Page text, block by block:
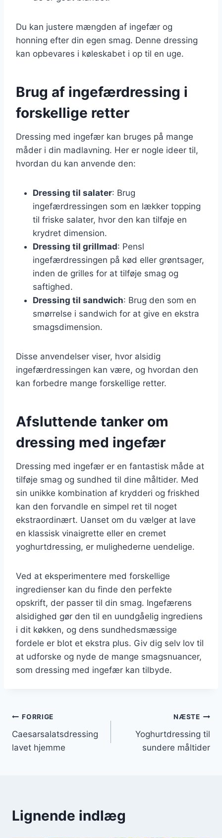
Du kan justere mængden af ingefær og
honning efter din egen smag. Denne dressing
kan opbevares i køleskabet i op til en uge.
Brug af ingefærdressing i
forskellige retter
Dressing med ingefær kan bruges på mange
måder i din madlavning. Her er nogle ideer til,
hvordan du kan anvende den:
Dressing til salater: Brug
ingefærdressingen som en lækker topping
til friske salater, hvor den kan tilføje en
krydret dimension.
Dressing til grillmad: Pensl
ingefærdressingen på kød eller grøntsager,
inden de grilles for at tilføje smag og
saftighed.
Dressing til sandwich: Brug den som en
smørrelse i sandwich for at give en ekstra
smagsdimension.
Disse anvendelser viser, hvor alsidig
ingefærdressingen kan være, og hvordan den
kan forbedre mange forskellige retter.
Afsluttende tanker om
dressing med ingefær
Dressing med ingefær er en fantastisk måde at
tilføje smag og sundhed til dine måltider. Med
sin unikke kombination af krydderi og friskhed
kan den forvandle en simpel ret til noget
ekstraordinært. Uanset om du vælger at lave
en klassisk vinaigrette eller en cremet
yoghurtdressing, er mulighederne uendelige.
Ved at eksperimentere med forskellige
ingredienser kan du finde den perfekte
opskrift, der passer til din smag. Ingefærens
alsidighed gør den til en uundgåelig ingrediens
i dit køkken, og dens sundhedsmæssige
fordele er blot et ekstra plus. Giv dig selv lov til
at udforske og nyde de mange smagsnuancer,
som dressing med ingefær kan tilbyde.
Indlægsnavigation
FORRIGE
Caesarsalatsdressing
lavet hjemme
NÆSTE
Yoghurtdressing til
sundere måltider
Lignende indlæg